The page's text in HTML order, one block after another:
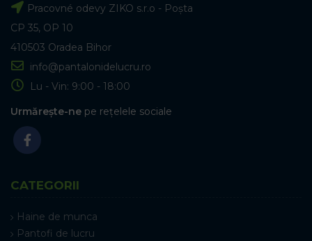
Pracovné odevy ZIKO s.r.o - Poșta
CP 35, OP 10
410503 Oradea Bihor
info@pantalonidelucru.ro
Lu - Vin: 9:00 - 18:00
Urmărește-ne pe rețelele sociale
CATEGORII
Haine de munca
Pantofi de lucru